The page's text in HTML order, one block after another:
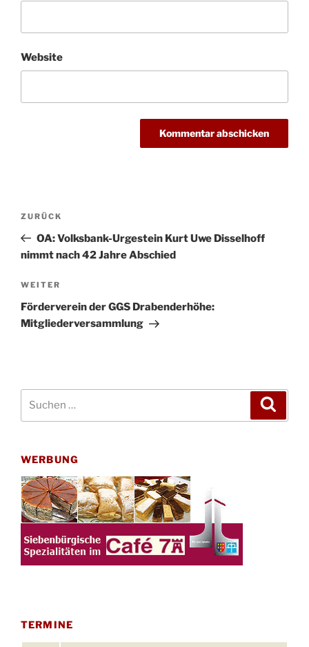
Website
Beitragsnavigation
Vorheriger
Beitrag
ZURÜCK
OA: Volksbank-Urgestein Kurt Uwe Disselhoff
nimmt nach 42 Jahre Abschied
Nächster
Beitrag
WEITER
Förderverein der GGS Drabenderhöhe:
Mitgliederversammlung
WERBUNG
TERMINE